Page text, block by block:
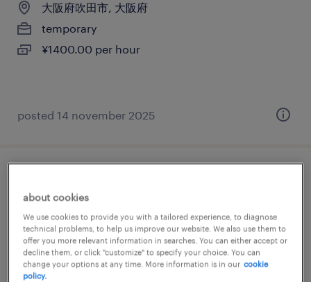
大阪府吹田市, 大阪府
temporary
¥1400.00 per hour
posted 14 november 2025
大阪府豊中市, 大阪府
temporary
¥1750.00 per hour
about cookies
We use cookies to provide you with a tailored experience, to diagnose
technical problems, to help us improve our website. We also use them to
offer you more relevant information in searches. You can either accept or
decline them, or click "customize" to specify your choice. You can
change your options at any time. More information is in our cookie
policy.